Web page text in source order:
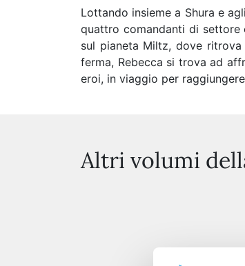
Lottando insieme a Shura e
quattro comandanti di settore
sul pianeta Miltz, dove
ferma, Rebecca si trova ad
eroi, in viaggio per
Altri volumi